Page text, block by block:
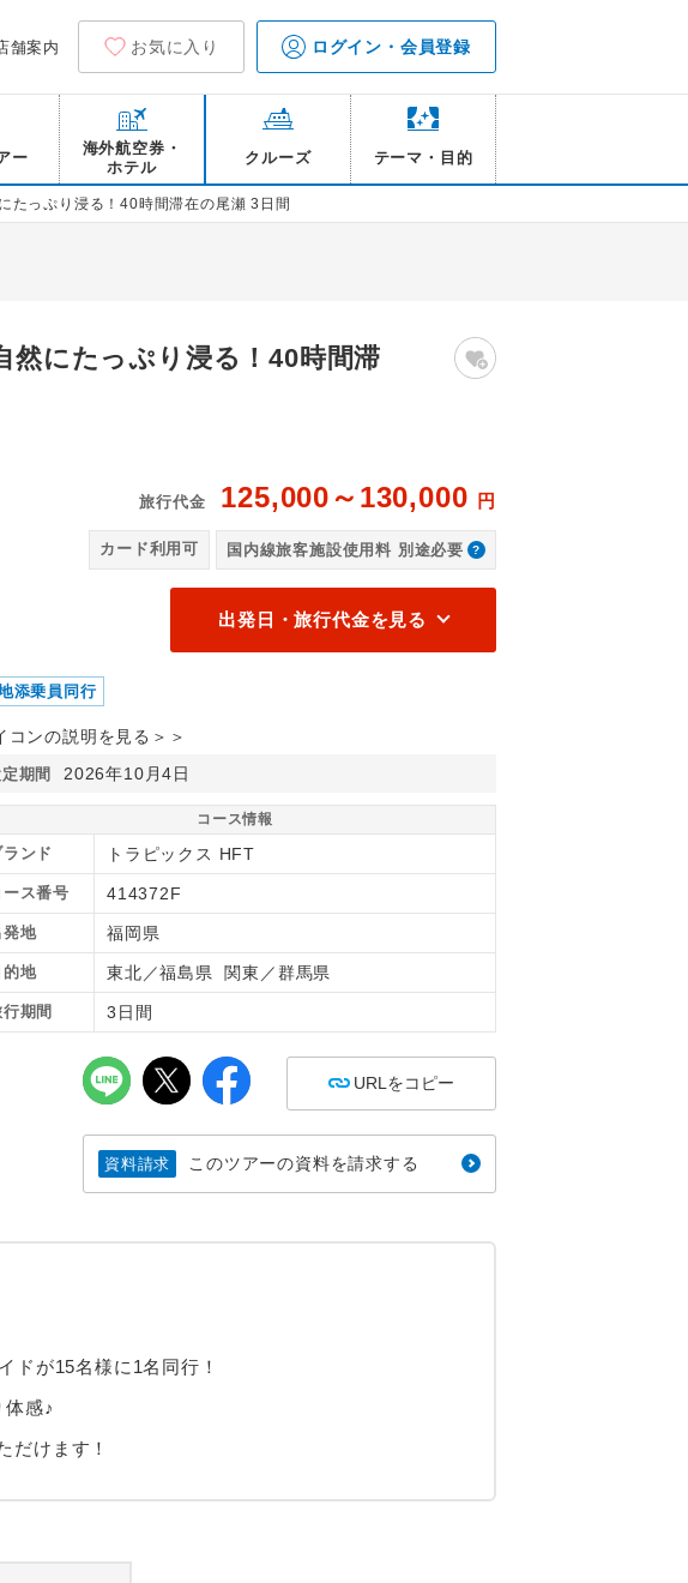
舗案内 お気に入り ログイン・会員登録
ー
海外航空券・
ホテル
クルーズ テーマ・目的
たっぷり浸る！40時間滞在の尾瀬 3日間
然にたっぷり浸る！40時間滞
沼のニッコウキスゲと木道 花の例年の見頃：7月頃（※尾瀬保護区財団調べ）
旅行代金 125,000～130,000 円
カード利用可 国内線旅客施設使用料 別途必要
出発日・旅行代金を見る
添乗員同行
コンの説明を見る＞＞
期間 2026年10月4日
コース情報
ランド トラピックス HFT
ース番号 414372F
発地 福岡県
的地 東北／福島県 関東／群馬県
期間 3日間
URLをコピー
資料請求 このツアーの資料を請求する
ドが15名様に1名同行！
感♪
だけます！